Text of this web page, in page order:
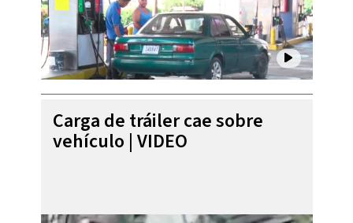
Carga de tráiler cae sobre
vehículo | VIDEO